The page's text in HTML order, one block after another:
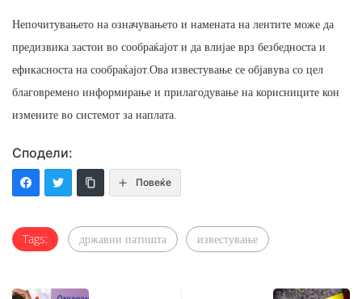
Непочитувањето на означувањето и намената на лентите може да
предизвика застои во сообраќајот и да влијае врз безбедноста и
ефикасноста на сообраќајот.Ова известување се објавува со цел
благовремено информирање и прилагодување на корисниците кон
измените во системот за наплата.
Сподели:
Повеќе
Tags: државни патишта известување